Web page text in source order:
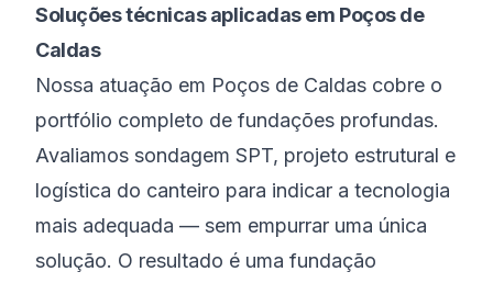
Soluções técnicas aplicadas em Poços de
Caldas
Nossa atuação em Poços de Caldas cobre o
portfólio completo de fundações profundas.
Avaliamos sondagem SPT, projeto estrutural e
logística do canteiro para indicar a tecnologia
mais adequada — sem empurrar uma única
solução. O resultado é uma fundação